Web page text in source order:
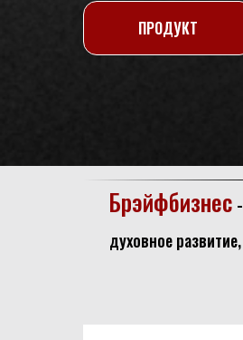
ПРОДУКТ
Брэйфбизнес -
духовное